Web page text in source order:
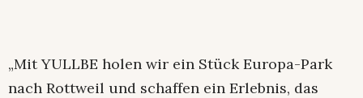
„Mit YULLBE holen wir ein Stück Europa-Park
nach Rottweil und schaffen ein Erlebnis, das